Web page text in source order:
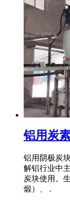
铝用炭
铝用阴极炭
解铝行业中
炭块使用。
煅）、 .